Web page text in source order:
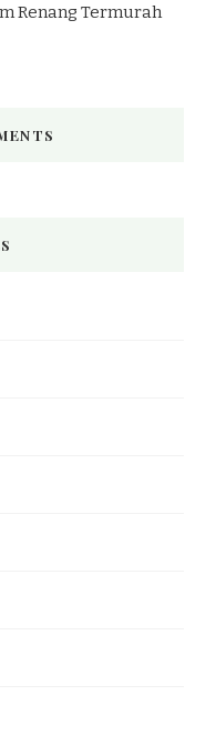
Renang Termurah